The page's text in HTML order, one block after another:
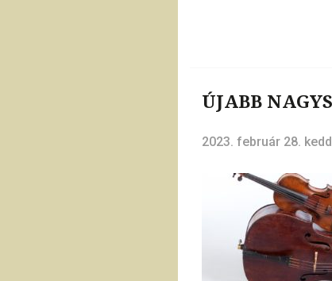
ÚJABB
2023. február 28. kedd